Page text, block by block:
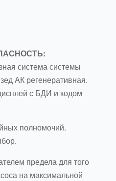
система системы
АК регенеративная.
с БДИ и кодом
полномочий.
предела для того
на максимальной